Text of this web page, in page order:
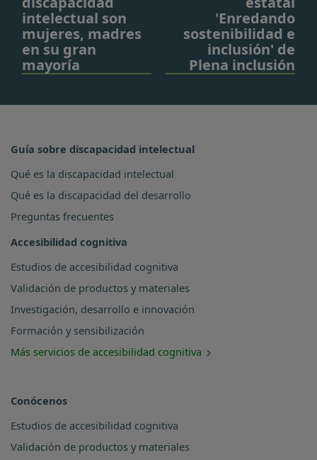
intelectual son
mujeres, madres
en su gran
mayoría
'Enredando
sostenibilidad e
inclusión' de
Plena inclusión
Guía sobre discapacidad intelectual
Qué es la discapacidad intelectual
Qué es la discapacidad del desarrollo
Preguntas frecuentes
Accesibilidad cognitiva
Estudios de accesibilidad cognitiva
Validación de productos y materiales
Investigación, desarrollo e innovación
Formación y sensibilización
Más servicios de accesibilidad cognitiva
Conócenos
Estudios de accesibilidad cognitiva
Validación de productos y materiales